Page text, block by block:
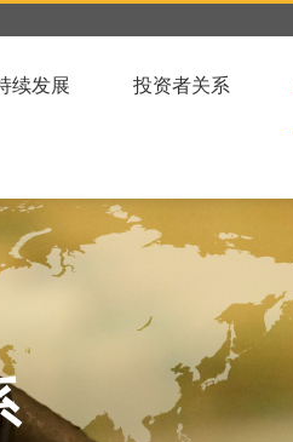
续发展 投资者关系